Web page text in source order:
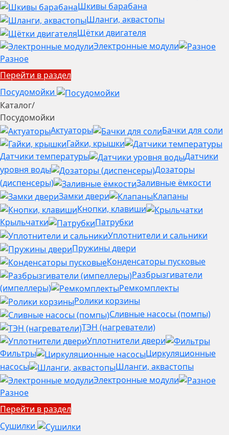
Шкивы барабана
Шланги, аквастопы
Щётки двигателя
Электронные модули
Разное
Перейти в раздел
Посудомойки
Каталог/
Посудомойки
Актуаторы
Бачки для соли
Гайки, крышки
Датчики температуры
Датчики
уровня воды
Дозаторы
(диспенсеры)
Заливные ёмкости
Замки двери
Клапаны
Кнопки, клавиши
Крыльчатки
Патрубки
Уплотнители и сальники
Пружины двери
Конденсаторы пусковые
Разбрызгиватели
(импеллеры)
Ремкомплекты
Ролики корзины
Сливные насосы (помпы)
ТЭН (нагреватели)
Уплотнители двери
Фильтры
Циркуляционные
насосы
Шланги, аквастопы
Электронные модули
Разное
Перейти в раздел
Сушилки